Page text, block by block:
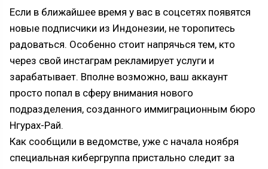
Если в ближайшее время у вас в соцсетях появятся
новые подписчики из Индонезии, не торопитесь
радоваться. Особенно стоит напрячься тем, кто
через свой инстаграм рекламирует услуги и
зарабатывает. Вполне возможно, ваш аккаунт
просто попал в сферу внимания нового
подразделения, созданного иммиграционным бюро
Нгурах-Рай.
Как сообщили в ведомстве, уже с начала ноября
специальная кибергруппа пристально следит за